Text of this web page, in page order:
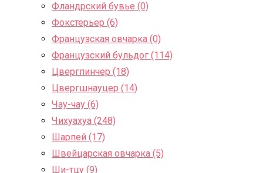
Фландрский бувье (0)
Фокстерьер (6)
Французская овчарка (0)
Французский бульдог (114)
Цвергпинчер (18)
Цвергшнауцер (14)
Чау-чау (6)
Чихуахуа (248)
Шарпей (17)
Швейцарская овчарка (5)
Ши-тцу (9)